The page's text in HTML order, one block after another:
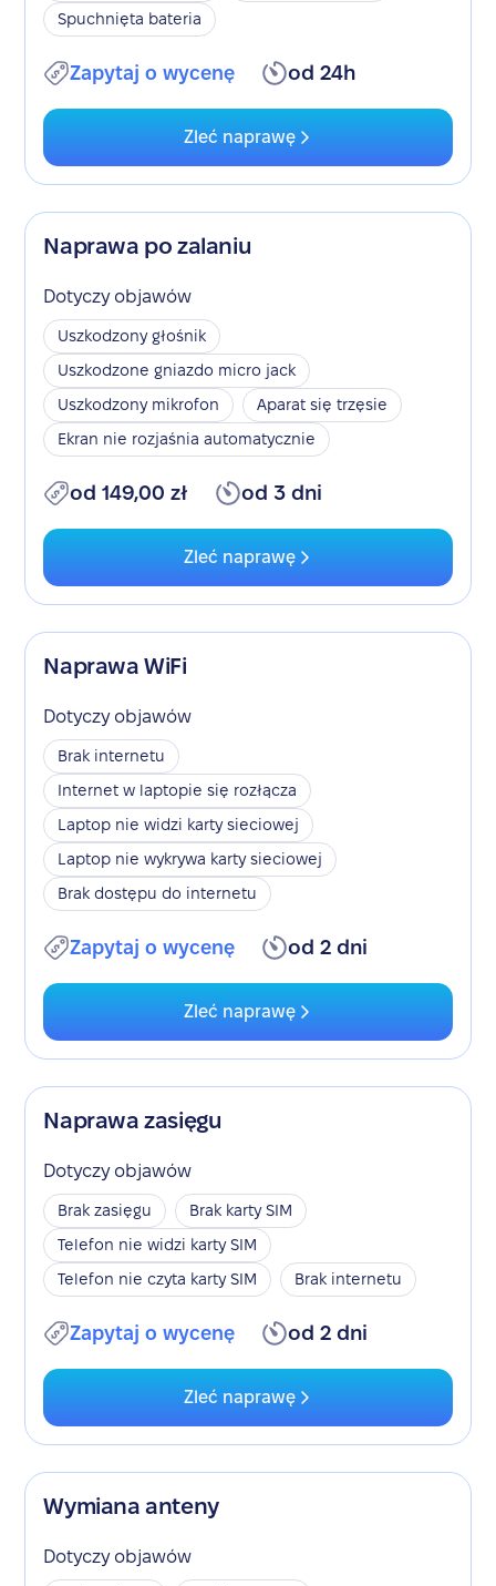
Spuchnięta bateria
Zapytaj o wycenę od 24h
Zleć naprawę
Naprawa po zalaniu
Dotyczy objawów
Uszkodzony głośnik
Uszkodzone gniazdo micro jack
Uszkodzony mikrofon
Aparat się trzęsie
Ekran nie rozjaśnia automatycznie
od 149,00 zł od 3 dni
Zleć naprawę
Naprawa WiFi
Dotyczy objawów
Brak internetu
Internet w laptopie się rozłącza
Laptop nie widzi karty sieciowej
Laptop nie wykrywa karty sieciowej
Brak dostępu do internetu
Zapytaj o wycenę od 2 dni
Zleć naprawę
Naprawa zasięgu
Dotyczy objawów
Brak zasięgu
Brak karty SIM
Telefon nie widzi karty SIM
Telefon nie czyta karty SIM
Brak internetu
Zapytaj o wycenę od 2 dni
Zleć naprawę
Wymiana anteny
Dotyczy objawów